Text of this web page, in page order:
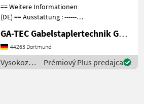
== Weitere Informationen
(DE) == Ausstattung : ----------
4. Ventil - Dachabdeckung -
Vollfreihub -
Arbeitsscheinwerfer vorne -
Nich
GA-TEC Gabelstaplertechnik GmbH
44263 Dortmund
Vysokozdvižné
vozíky a
Prémiový Plus predajca